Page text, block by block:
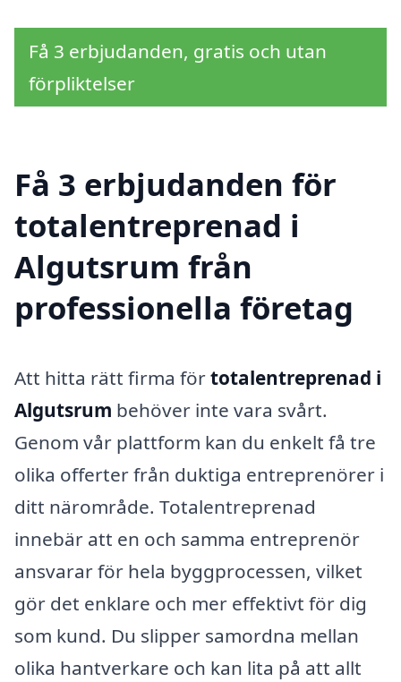
Få 3 erbjudanden, gratis och utan
förpliktelser
Få 3 erbjudanden för
totalentreprenad i
Algutsrum från
professionella företag
Att hitta rätt firma förtotalentreprenad i
Algutsrum behöver inte vara svårt.
Genom vår plattform kan du enkelt få tre
olika offerter från duktiga entreprenörer i
ditt närområde. Totalentreprenad
innebär att en och samma entreprenör
ansvarar för hela byggprocessen, vilket
gör det enklare och mer effektivt för dig
som kund. Du slipper samordna mellan
olika hantverkare och kan lita på att allt